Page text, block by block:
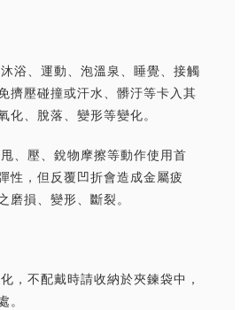
浴、運動、泡溫泉、睡覺、接觸
擠壓碰撞或汗水、髒汙等卡入其
化、脫落、變形等變化。
、壓、銳物摩擦等動作使用首
性，但反覆凹折會造成金屬疲
磨損、變形、斷裂。
，不配戴時請收納於夾鍊袋中，
。